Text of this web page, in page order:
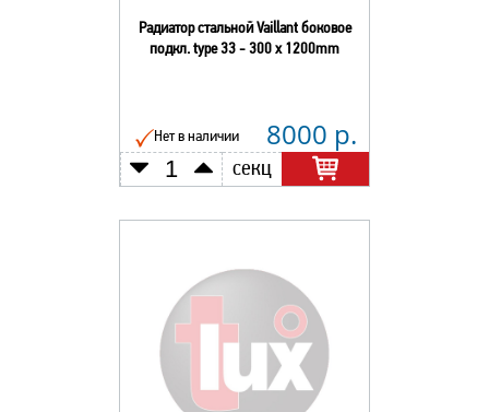
Радиатор стальной Vaillant боковое
подкл. type 33 - 300 x 1200mm
Нет в наличии 8000 р.
секц